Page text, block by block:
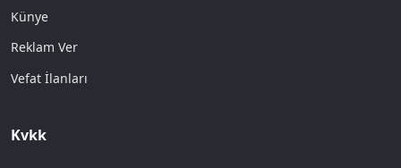
Künye
Reklam Ver
Vefat İlanları
Kvkk